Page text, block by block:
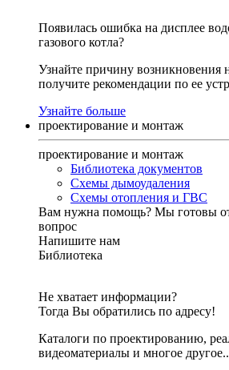
Появилась ошибка на дисплее
газового котла?
Узнайте причину возникновения
получите рекомендации по ее
Узнайте больше
проектирование и монтаж
проектирование и монтаж
Библиотека документов
Схемы дымоудаления
Схемы отопления и ГВС
Вам нужна помощь? Мы готовы
вопрос
Напишите нам
Библиотека
Не хватает информации?
Тогда Вы обратились по адресу!
Каталоги по проектированию,
видеоматериалы и многое